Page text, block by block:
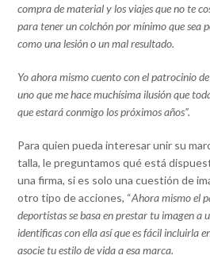
compra de material y los viajes que no te
para tener un colchón por mínimo que sea
como una lesión o un mal resultado.
Yo ahora mismo cuento con el patrocinio
uno que me hace muchísima ilusión que
que estará conmigo los próximos años”.
Para quien pueda interesar unir su
talla, le preguntamos qué está
una firma, si es solo una cuestión de
otro tipo de acciones, “Ahora mismo el
deportistas se basa en prestar tu imagen a
identificas con ella así que es fácil incluirla
asocie tu estilo de vida a esa marca.